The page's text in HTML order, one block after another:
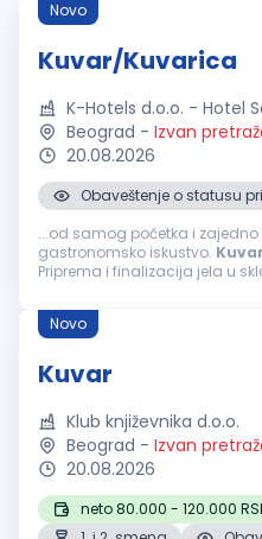
Novo
Kuvar/Kuvarica
K-Hotels d.o.o. - Hotel
Beograd - Izvan
20.08.2026
Obaveštenje o statusu
...od samog početka i
gastronomsko iskustvo. Kuvar
Priprema i finalizacija jela u
početka servisa;
Novo
Kuvar
Klub književnika d.o.o.
Beograd - Izvan
20.08.2026
neto 80.000 - 120.000